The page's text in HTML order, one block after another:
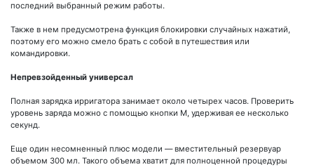
последний выбранный режим работы.
Также в нем предусмотрена функция блокировки случайных нажатий,
поэтому его можно смело брать с собой в путешествия или
командировки.
Непревзойденный универсал
Полная зарядка ирригатора занимает около четырех часов. Проверить
уровень заряда можно с помощью кнопки М, удерживая ее несколько
секунд.
Еще один несомненный плюс модели — вместительный резервуар
объемом 300 мл. Такого объема хватит для полноценной процедуры